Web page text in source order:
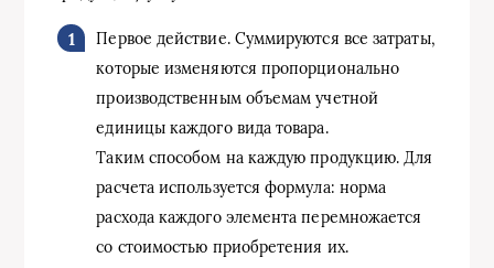
Первое действие. Суммируются все затраты,
которые изменяются пропорционально
производственным объемам учетной
единицы каждого вида товара.
Таким способом на каждую продукцию. Для
расчета используется формула: норма
расхода каждого элемента перемножается
со стоимостью приобретения их.